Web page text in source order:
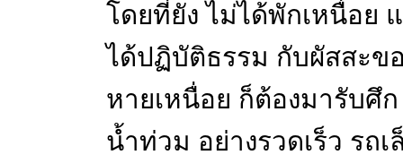
โดยที่ยัง ไม่ได้พักเหนื่อย
ได้ปฏิบัติธรรม กับผัสสะข
หายเหนื่อย ก็ต้องมารับศึ
น้ำท่วม อย่างรวดเร็ว รถ